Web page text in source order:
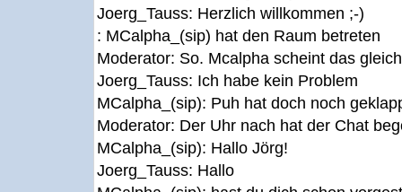
Joerg_Tauss: Herzlich willkommen ;-)
: MCalpha_(sip) hat den Raum betreten
Moderator: So. Mcalpha scheint das
Joerg_Tauss: Ich habe kein Problem
MCalpha_(sip): Puh hat doch noch
Moderator: Der Uhr nach hat der Chat
MCalpha_(sip): Hallo Jörg!
Joerg_Tauss: Hallo